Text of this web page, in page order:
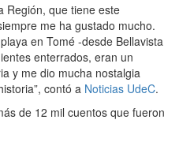
Región, que tiene este
me ha gustado mucho.
en Tomé -desde Bellavista
enterrados, eran un
y me dio mucha nostalgia
contó a Noticias UdeC.
de 12 mil cuentos que fueron